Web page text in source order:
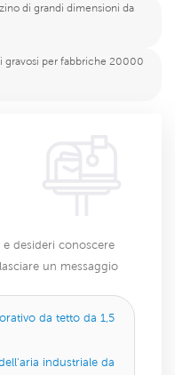
di grandi dimensioni da
gravosi per fabbriche 20000
desideri conoscere
un messaggio
da tetto da 1,5
industriale da